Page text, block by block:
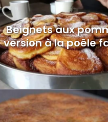
Beignets aux
version à la poêle